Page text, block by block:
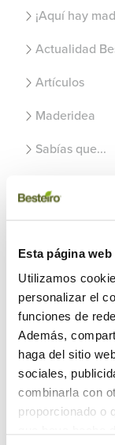
Esta página
Utilizamos
personalizar el
funciones de
Además,
haga del sitio
sociales,
combinarla con
proporcionado o
¡Aquí hay
Actualidad
Artículos
Maderidea
Sabías que...
Usos de la
Revestimientos
Maximizando el
las escaleras
Archivo